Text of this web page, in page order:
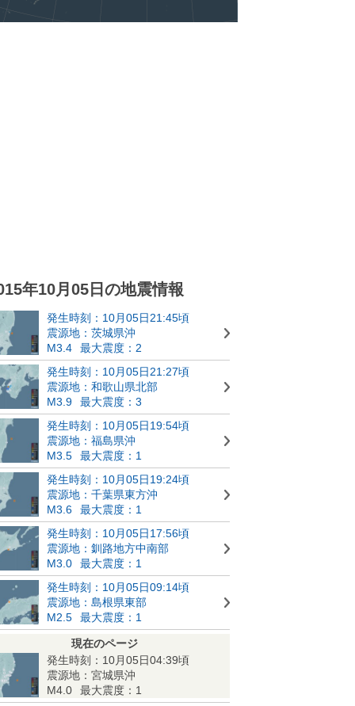
年10月05日の地震情報
発生時刻：10月05日21:45頃
震源地：茨城県沖
M3.4
最大震度：2
発生時刻：10月05日21:27頃
震源地：和歌山県北部
M3.9
最大震度：3
発生時刻：10月05日19:54頃
震源地：福島県沖
M3.5
最大震度：1
発生時刻：10月05日19:24頃
震源地：千葉県東方沖
M3.6
最大震度：1
発生時刻：10月05日17:56頃
震源地：釧路地方中南部
M3.0
最大震度：1
発生時刻：10月05日09:14頃
震源地：島根県東部
M2.5
最大震度：1
現在のページ
発生時刻：10月05日04:39頃
震源地：宮城県沖
M4.0
最大震度：1